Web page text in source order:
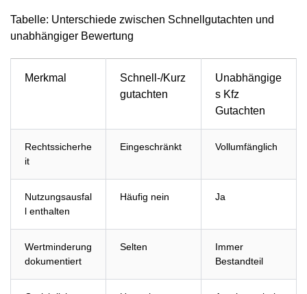
Tabelle: Unterschiede zwischen Schnellgutachten und
unabhängiger Bewertung
Merkmal
Schnell-/Kurz
gutachten
Unabhängige
s Kfz
Gutachten
Rechtssicherhe
it
Eingeschränkt Vollumfänglich
Nutzungsausfal
l enthalten
Häufig nein Ja
Wertminderung
dokumentiert
Selten
Immer
Bestandteil